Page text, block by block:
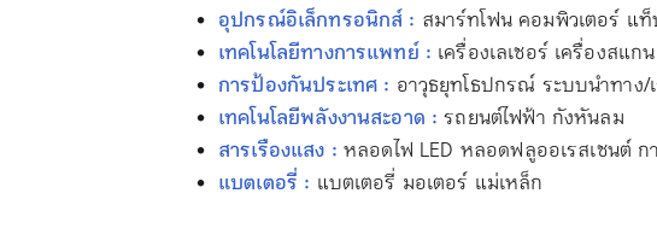
อุปกรณ์อิเล็กทรอนิกส์ : สมาร์ทโฟน คอมพิวเตอร์ แท็
เทคโนโลยีทางการแพทย์ : เครื่องเลเซอร์ เครื่องสแก
การป้องกันประเทศ : อาวุธยุทโธปกรณ์ ระบบนำทาง/
เทคโนโลยีพลังงานสะอาด :รถยนต์ไฟฟ้า กังหันลม
สารเรืองแสง : หลอดไฟ LED หลอดฟลูออเรสเซนต์
แบตเตอรี่ : แบตเตอรี่ มอเตอร์ แม่เหล็ก